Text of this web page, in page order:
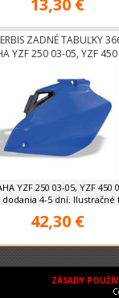
13,30 €
ZADNÉ TABUĽKY
YZF 250 03-05, YZF
YZF 250 03-05, YZF 450
dodania 4-5 dní. Ilustračné
42,30 €
ZÁSADY